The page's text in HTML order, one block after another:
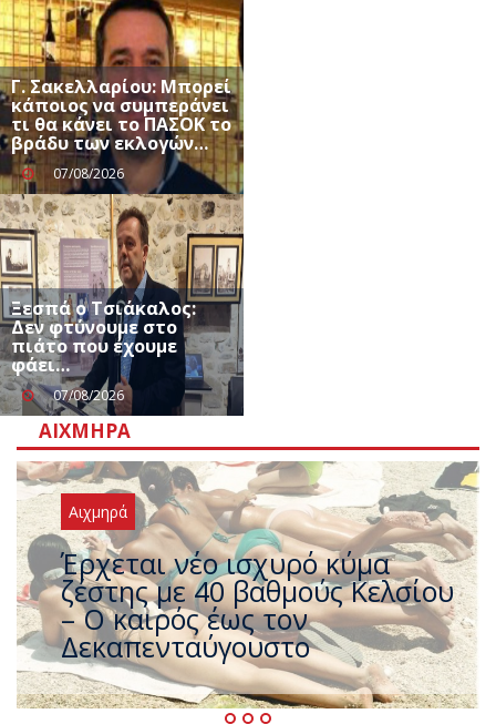
Γ. Σακελλαρίου: Μπορεί
κάποιος να συμπεράνει
τι θα κάνει το ΠΑΣΟΚ το
βράδυ των εκλογών…
07/08/2026
Ξεσπά ο Τσιάκαλος:
Δεν φτύνουμε στο
πιάτο που έχουμε
φάει…
07/08/2026
ΑΙΧΜΗΡΆ
Αιχμηρά
Άφαντος ο Τσίπρας… την ώρα
που η χώρα καίγεται